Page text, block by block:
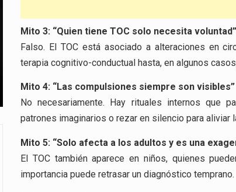
Mito 3: “Quien tiene TOC solo necesita voluntad”
Falso. El TOC está asociado a alteraciones en
terapia cognitivo-conductual hasta, en algunos
Mito 4: “Las compulsiones siempre son visibles”
No necesariamente. Hay rituales internos que
patrones imaginarios o rezar en silencio para aliviar
Mito 5: “Solo afecta a los adultos y es una
El TOC también aparece en niños, quienes
importancia puede retrasar un diagnóstico temprano.